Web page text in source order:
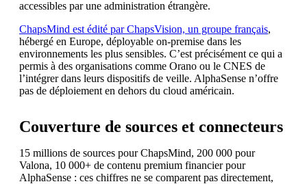
accessibles par une administration étrangère.
ChapsMind est édité par ChapsVision, un groupe français,
hébergé en Europe, déployable on-premise dans les
environnements les plus sensibles. C’est précisément ce qui a
permis à des organisations comme Orano ou le CNES de
l’intégrer dans leurs dispositifs de veille. AlphaSense n’offre
pas de déploiement en dehors du cloud américain.
Couverture de sources et connecteurs
15 millions de sources pour ChapsMind, 200 000 pour
Valona, 10 000+ de contenu premium financier pour
AlphaSense : ces chiffres ne se comparent pas directement,